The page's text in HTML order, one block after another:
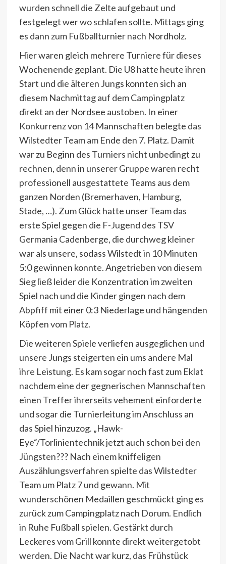
wurden schnell die Zelte aufgebaut und
festgelegt wer wo schlafen sollte. Mittags ging
es dann zum Fußballturnier nach Nordholz.
Hier waren gleich mehrere Turniere für dieses
Wochenende geplant. Die U8 hatte heute ihren
Start und die älteren Jungs konnten sich an
diesem Nachmittag auf dem Campingplatz
direkt an der Nordsee austoben. In einer
Konkurrenz von 14 Mannschaften belegte das
Wilstedter Team am Ende den 7. Platz. Damit
war zu Beginn des Turniers nicht unbedingt zu
rechnen, denn in unserer Gruppe waren recht
professionell ausgestattete Teams aus dem
ganzen Norden (Bremerhaven, Hamburg,
Stade, …). Zum Glück hatte unser Team das
erste Spiel gegen die F-Jugend des TSV
Germania Cadenberge, die durchweg kleiner
war als unsere, sodass Wilstedt in 10 Minuten
5:0 gewinnen konnte. Angetrieben von diesem
Sieg ließ leider die Konzentration im zweiten
Spiel nach und die Kinder gingen nach dem
Abpfiff mit einer 0:3 Niederlage und hängenden
Köpfen vom Platz.
Die weiteren Spiele verliefen ausgeglichen und
unsere Jungs steigerten ein ums andere Mal
ihre Leistung. Es kam sogar noch fast zum Eklat
nachdem eine der gegnerischen Mannschaften
einen Treffer ihrerseits vehement einforderte
und sogar die Turnierleitung im Anschluss an
das Spiel hinzuzog. „Hawk-
Eye“/Torlinientechnik jetzt auch schon bei den
Jüngsten??? Nach einem kniffeligen
Auszählungsverfahren spielte das Wilstedter
Team um Platz 7 und gewann. Mit
wunderschönen Medaillen geschmückt ging es
zurück zum Campingplatz nach Dorum. Endlich
in Ruhe Fußball spielen. Gestärkt durch
Leckeres vom Grill konnte direkt weitergetobt
werden. Die Nacht war kurz, das Frühstück